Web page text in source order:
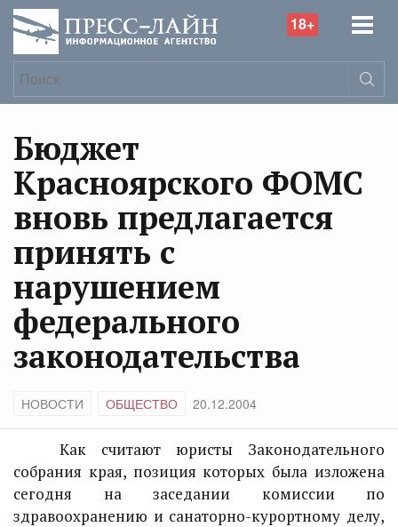
18+
Бюджет
Красноярского ФОМС
вновь предлагается
принять с
нарушением
федерального
законодательства
НОВОСТИ ОБЩЕСТВО 20.12.2004
Как считают юристы Законодательного
собрания края, позиция которых была изложена
сегодня на заседании комиссии по
здравоохранению и санаторно-курортному делу,